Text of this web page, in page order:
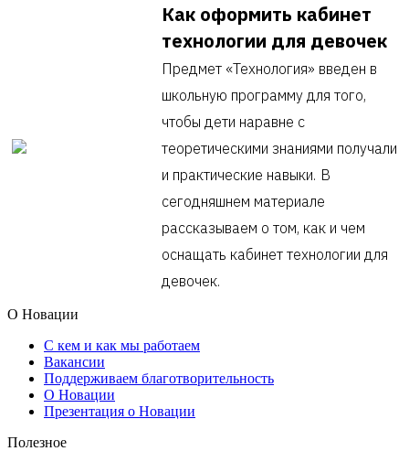
Как оформить кабинет
технологии для девочек
Предмет «Технология» введен в
школьную программу для того,
чтобы дети наравне с
теоретическими знаниями получали
и практические навыки. В
сегодняшнем материале
рассказываем о том, как и чем
оснащать кабинет технологии для
девочек.
О Новации
С кем и как мы работаем
Вакансии
Поддерживаем благотворительность
О Новации
Презентация о Новации
Полезное